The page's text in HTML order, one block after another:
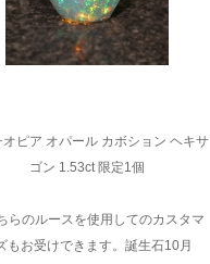
ピア オパール カボション ヘキサ
ゴン 1.53ct 限定1個
らのルースを使用してのカスタマ
もお受けできます。誕生石10月